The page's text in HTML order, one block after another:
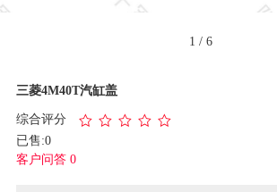
1 / 6
三菱4M40T汽缸盖
综合评分
已售:0
客户问答 0